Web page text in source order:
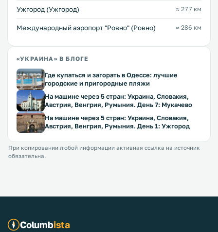
Ужгород (Ужгород) ≈ 277 км
Междунарoдный аэропорт "Ровно" (Ровно) ≈ 286 км
«УКРАИНА» В БЛОГЕ
Где купаться и загорать в Одессе: лучшие
городские и пригородные пляжи
На машине через 5 стран: Украина, Словакия,
Австрия, Венгрия, Румыния. День 7: Мукачево
На машине через 5 стран: Украина, Словакия,
Австрия, Венгрия, Румыния. День 1: Ужгород
При копировании любой информации активная ссылка на источник
обязательна.
Columbista